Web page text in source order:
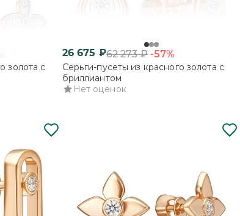
золота с
26 675 ₽62 273₽ -57%
Серьги-пусеты из красного золота с
бриллиантом
Нет оценок